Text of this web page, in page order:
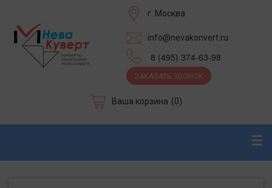
г. Москва
info@nevakonvert.ru
8 (495) 374-63-98
ЗАКАЗАТЬ ЗВОНОК
Ваша корзина (0)
☰